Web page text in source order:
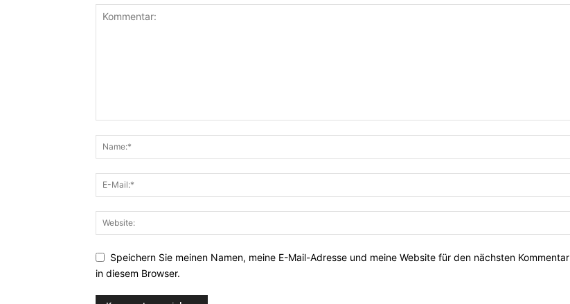
Speichern Sie meinen Namen, meine E-Mail-Adresse und meine Website für den nächsten Kommentar
in diesem Browser.